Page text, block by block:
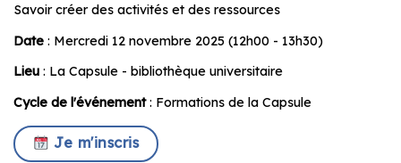
Savoir créer des activités et des ressources
Date : Mercredi 12 novembre 2025 (12h00 - 13h30)
Lieu : La Capsule - bibliothèque universitaire
Cycle de l'événement: Formations de la Capsule
Je m'inscris